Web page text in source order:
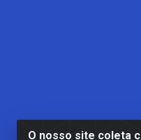
O nosso site coleta